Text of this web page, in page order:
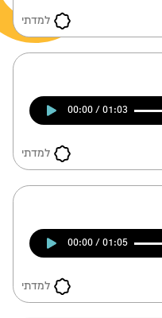
למדתי
00:00 / 01:03
למדתי
00:00 / 01:05
למדתי